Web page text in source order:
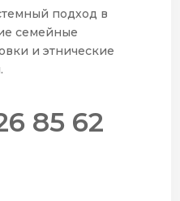
подход в
семейные
и этнические
85 62